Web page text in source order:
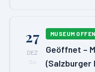
27
DEZ
So
MUSEUM OFFEN
Geöffnet –
(Salzburger